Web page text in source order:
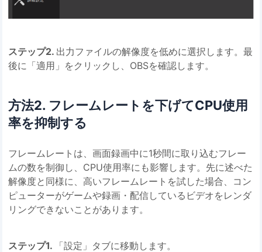
ステップ2. 出力ファイルの解像度を低めに選択します。最
後に「適用」をクリックし、OBSを確認します。
方法2. フレームレートを下げてCPU使用
率を抑制する
フレームレートは、画面録画中に1秒間に取り込むフレー
ムの数を制御し、CPU使用率にも影響します。先に述べた
解像度と同様に、高いフレームレートを試した場合、コン
ピューターがゲームや録画・配信しているビデオをレンダ
リングできないことがあります。
ステップ1. 「設定」タブに移動します。